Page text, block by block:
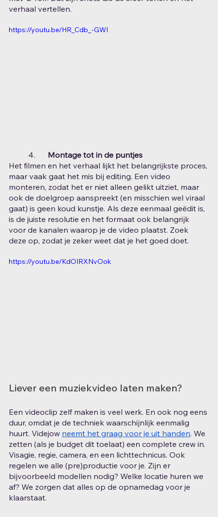
verhaal vertellen.
https://youtu.be/HR_Cdb_-GWI
Montage tot in de puntjes
Het filmen en het verhaal lijkt het belangrijkste proces,
maar vaak gaat het mis bij editing. Een video
monteren, zodat het er niet alleen gelikt uitziet, maar
ook de doelgroep aanspreekt (en misschien wel viraal
gaat) is geen koud kunstje. Als deze eenmaal geëdit is,
is de juiste resolutie en het formaat ook belangrijk
voor de kanalen waarop je de video plaatst. Zoek
deze op, zodat je zeker weet dat je het goed doet.
https://youtu.be/KdOIRXNvOok
Liever een muziekvideo laten maken?
Een videoclip zelf maken is veel werk. En ook nog eens
duur, omdat je de techniek waarschijnlijk eenmalig
huurt. Videjow neemt het graag voor je uit handen. We
zetten (als je budget dit toelaat) een complete crew in.
Visagie, regie, camera, en een lichttechnicus. Ook
regelen we alle (pre)productie voor je. Zijn er
bijvoorbeeld modellen nodig? Welke locatie huren we
af? We zorgen dat alles op de opnamedag voor je
klaarstaat.